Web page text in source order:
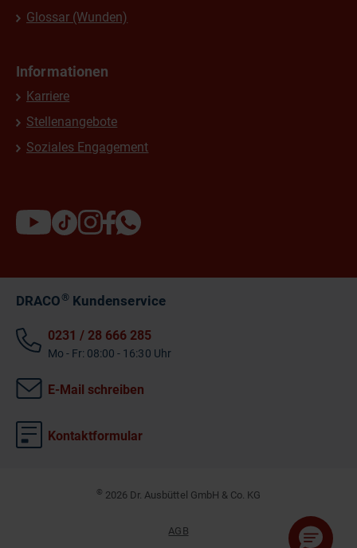
Glossar (Wunden)
Informationen
Karriere
Stellenangebote
Soziales Engagement
DRACO®Kundenservice
0231 / 28 666 285
Mo - Fr: 08:00 - 16:30 Uhr
E-Mail schreiben
Kontaktformular
© 2026 Dr. Ausbüttel GmbH & Co. KG
AGB